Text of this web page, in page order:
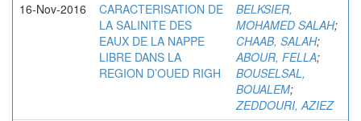
16-Nov-2016
CARACTERISATION DE
LA SALINITE DES
EAUX DE LA NAPPE
LIBRE DANS LA
REGION D’OUED RIGH
BELKSIER,
MOHAMED SALAH;
CHAAB, SALAH;
ABOUR, FELLA;
BOUSELSAL,
BOUALEM;
ZEDDOURI, AZIEZ